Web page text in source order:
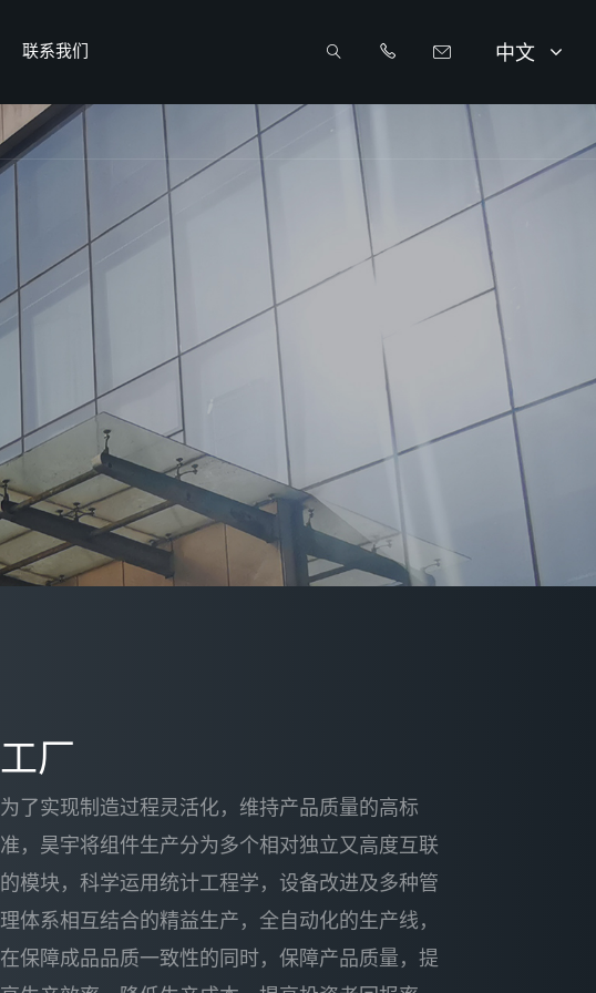
联系我们    中文
工厂
为了实现制造过程灵活化，维持产品质量的高标
准，昊宇将组件生产分为多个相对独立又高度互联
的模块，科学运用统计工程学，设备改进及多种管
理体系相互结合的精益生产，全自动化的生产线，
在保障成品品质一致性的同时，保障产品质量，提